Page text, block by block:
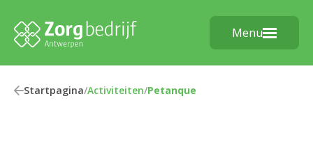
Menu
Startpagina/Activiteiten/Petanque